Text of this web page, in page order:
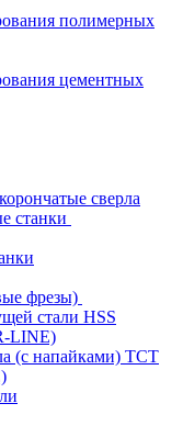
полимерных
цементных
сверла
станки
фрезы)
стали HSS
LINE)
(с напайками) ТСТ